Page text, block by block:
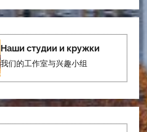
Наши студии и кружки
我们的工作室与兴趣小组